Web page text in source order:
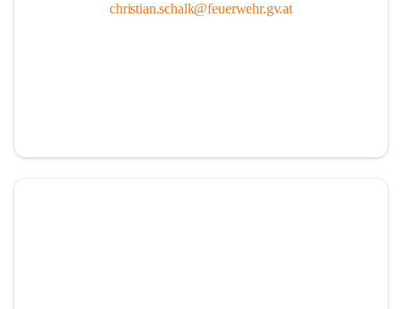
christian.schalk@feuerwehr.gv.at